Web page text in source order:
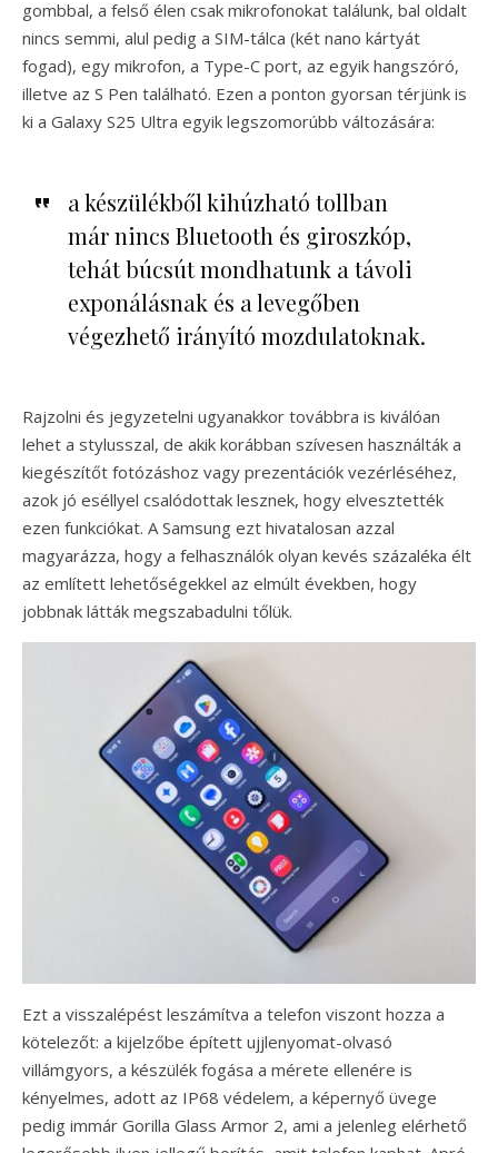
gombbal, a felső élen csak mikrofonokat találunk, bal oldalt
nincs semmi, alul pedig a SIM-tálca (két nano kártyát
fogad), egy mikrofon, a Type-C port, az egyik hangszóró,
illetve az S Pen található. Ezen a ponton gyorsan térjünk is
ki a Galaxy S25 Ultra egyik legszomorúbb változására:
a készülékből kihúzható tollban
már nincs Bluetooth és giroszkóp,
tehát búcsút mondhatunk a távoli
exponálásnak és a levegőben
végezhető irányító mozdulatoknak.
Rajzolni és jegyzetelni ugyanakkor továbbra is kiválóan
lehet a stylusszal, de akik korábban szívesen használták a
kiegészítőt fotózáshoz vagy prezentációk vezérléséhez,
azok jó eséllyel csalódottak lesznek, hogy elvesztették
ezen funkciókat. A Samsung ezt hivatalosan azzal
magyarázza, hogy a felhasználók olyan kevés százaléka élt
az említett lehetőségekkel az elmúlt években, hogy
jobbnak látták megszabadulni tőlük.
Ezt a visszalépést leszámítva a telefon viszont hozza a
kötelezőt: a kijelzőbe épített ujjlenyomat-olvasó
villámgyors, a készülék fogása a mérete ellenére is
kényelmes, adott az IP68 védelem, a képernyő üvege
pedig immár Gorilla Glass Armor 2, ami a jelenleg elérhető